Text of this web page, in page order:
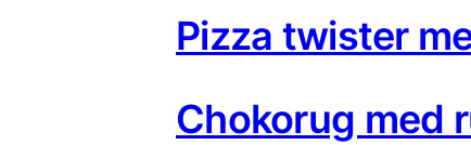
Pizza twister
Chokorug med